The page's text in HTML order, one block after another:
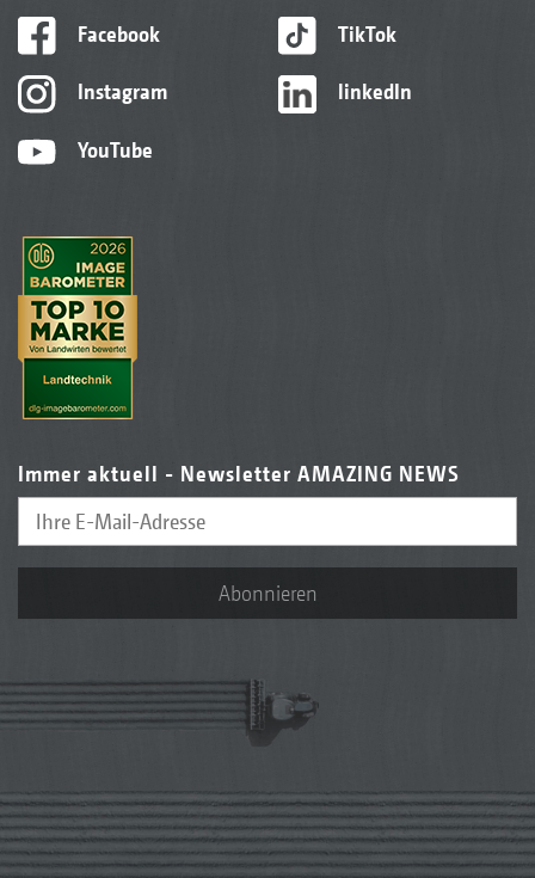
Facebook
Instagram
YouTube
TikTok
linkedIn
Immer aktuell - Newsletter AMAZING NEWS
Abonnieren